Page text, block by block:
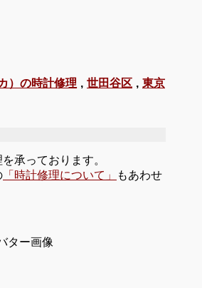
）の時計修理 , 世田谷区 , 東京
承っております。
「時計修理について」
もあわせ